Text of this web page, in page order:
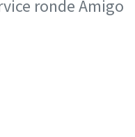
ronde Amigo